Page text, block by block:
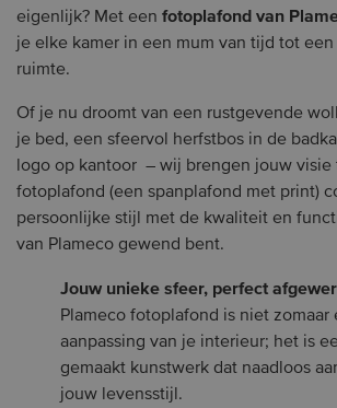
eigenlijk? Met een fotoplafond van
je elke kamer in een mum van tijd tot
ruimte.
Of je nu droomt van een rustgevende
je bed, een sfeervol herfstbos in de
logo op kantoor – wij brengen jouw visie
fotoplafond (een spanplafond met print)
persoonlijke stijl met de kwaliteit en
van Plameco gewend bent.
Jouw unieke sfeer, perfect
Plameco fotoplafond is niet zomaar
aanpassing van je interieur; het is
gemaakt kunstwerk dat naadloos
jouw levensstijl.